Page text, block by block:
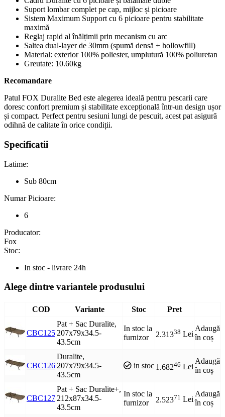
Suport lombar complet pe cap, mijloc și picioare
Sistem Maximum Support cu 6 picioare pentru stabilitate
maximă
Reglaj rapid al înălțimii prin mecanism cu arc
Saltea dual-layer de 30mm (spumă densă + hollowfill)
Material: exterior 100% poliester, umplutură 100% poliuretan
Greutate: 10.60kg
Recomandare
Patul FOX Duralite Bed este alegerea ideală pentru pescarii care
doresc confort premium și stabilitate excepțională într-un design ușor
și compact. Perfect pentru sesiuni lungi de pescuit, acest pat asigură
odihnă de calitate în orice condiții.
Specificatii
Latime:
Sub 80cm
Numar Picioare:
6
Producator:
Fox
Stoc:
In stoc - livrare 24h
Alege dintre variantele produsului
COD Variante Stoc Pret
CBC125
Pat + Sac Duralite,
207x79x34.5-
43.5cm
In stoc la
furnizor
2.31338 Lei
Adaugă
în coș
CBC126
Duralite,
207x79x34.5-
43.5cm
in stoc 1.68246 Lei
Adaugă
în coș
CBC127
Pat + Sac Duralite+,
212x87x34.5-
43.5cm
In stoc la
furnizor
2.52371 Lei
Adaugă
în coș